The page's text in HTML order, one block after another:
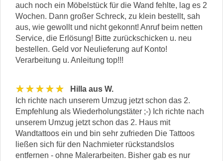
auch noch ein Möbelstück für die Wand fehlte, lag es 2
Wochen. Dann großer Schreck, zu klein bestellt, sah
aus, wie gewollt und nicht gekonnt! Anruf beim netten
Service, die Erlösung! Bitte zurückschicken u. neu
bestellen. Geld vor Neulieferung auf Konto!
Verarbeitung u. Anleitung top!!!
★★★★★
Hilla aus W.
Ich richte nach unserem Umzug jetzt schon das 2.
Empfehlung als Wiederholungstäter ;-) Ich richte nach
unserem Umzug jetzt schon das 2. Haus mit
Wandtattoos ein und bin sehr zufrieden Die Tattoos
ließen sich für den Nachmieter rückstandslos
entfernen - ohne Malerarbeiten. Bisher gab es nur